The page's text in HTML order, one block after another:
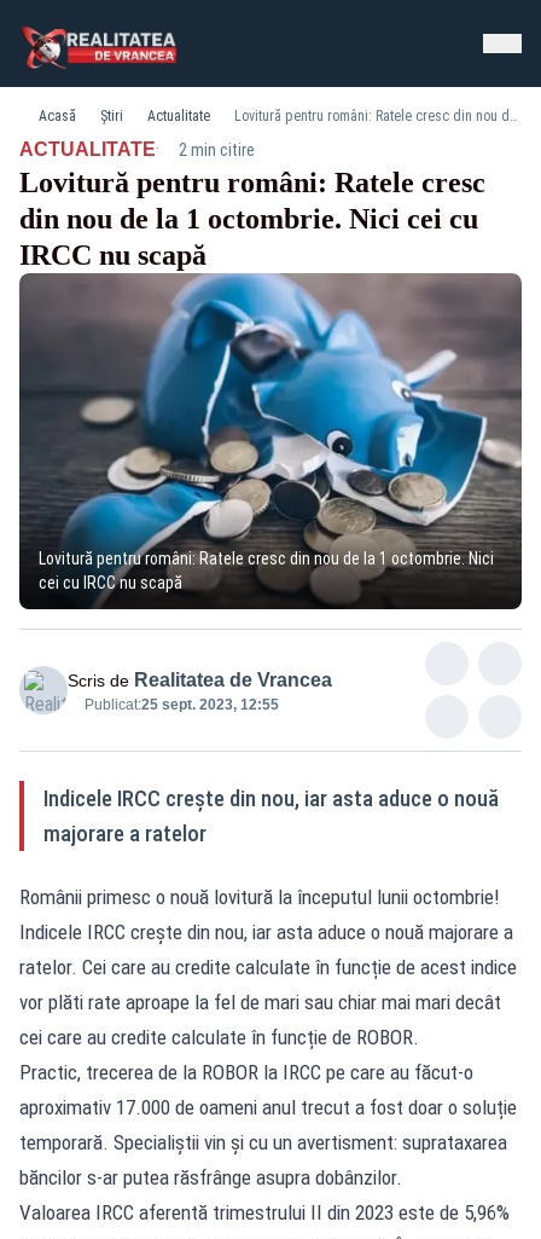
Acasă Știri Actualitate Lovitură pentru români: Ratele cresc din nou de la 1 octombrie. Nici cei cu IRCC nu scapă
ACTUALITATE· 2 min citire
Lovitură pentru români: Ratele cresc
din nou de la 1 octombrie. Nici cei cu
IRCC nu scapă
Lovitură pentru români: Ratele cresc din nou de la 1 octombrie. Nici
cei cu IRCC nu scapă
Scris de Realitatea de Vrancea
Publicat:25 sept. 2023, 12:55
Indicele IRCC crește din nou, iar asta aduce o nouă
majorare a ratelor
Românii primesc o nouă lovitură la începutul lunii octombrie!
Indicele IRCC crește din nou, iar asta aduce o nouă majorare a
ratelor. Cei care au credite calculate în funcție de acest indice
vor plăti rate aproape la fel de mari sau chiar mai mari decât
cei care au credite calculate în funcție de ROBOR.
Practic, trecerea de la ROBOR la IRCC pe care au făcut-o
aproximativ 17.000 de oameni anul trecut a fost doar o soluție
temporară. Specialiștii vin și cu un avertisment: suprataxarea
băncilor s-ar putea răsfrânge asupra dobânzilor.
Valoarea IRCC aferentă trimestrului II din 2023 este de 5,96%